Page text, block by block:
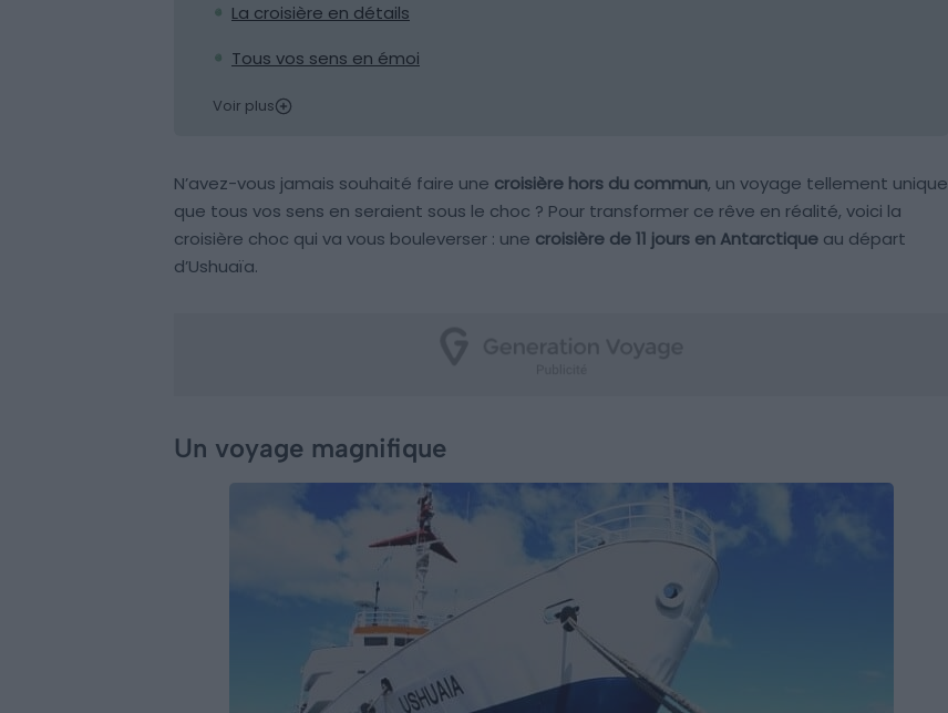
La croisière en détails
Tous vos sens en émoi
Voir plus
N’avez-vous jamais souhaité faire une croisière hors du commun, un voyage tellement unique
que tous vos sens en seraient sous le choc ? Pour transformer ce rêve en réalité, voici la
croisière choc qui va vous bouleverser : une croisière de 11 jours en Antarctique au départ
d’Ushuaïa.
Un voyage magnifique